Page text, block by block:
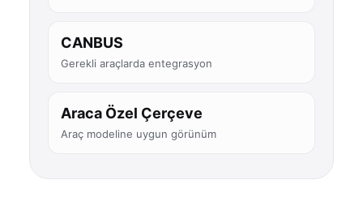
CANBUS
Gerekli araçlarda entegrasyon
Araca Özel Çerçeve
Araç modeline uygun görünüm